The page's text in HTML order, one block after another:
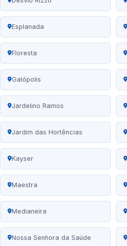
Esplanada
Floresta
Galópolis
Jardelino Ramos
Jardim das Hortências
Kayser
Maestra
Medianeira
Nossa Senhora da Saúde